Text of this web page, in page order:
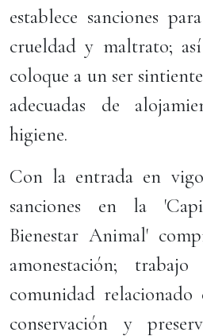
establece sanciones
crueldad y maltrato;
coloque a un ser
adecuadas de
higiene.
Con la entrada en
sanciones en la
Bienestar Animal'
amonestación;
comunidad
conservación y